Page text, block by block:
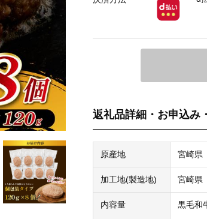
返礼品詳細・お申込み
原産地 宮崎県
加工地(製造地) 宮崎県
内容量 黒毛和